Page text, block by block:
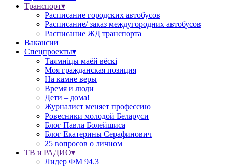
Транспорт▾
Расписание городских автобусов
Расписание/ заказ междугородних автобусов
Расписание ЖД транспорта
Вакансии
Спецпроекты▾
Таямніцы маёй вёскі
Моя гражданская позиция
На камне веры
Время и люди
Дети – дома!
Журналист меняет профессию
Ровесники молодой Беларуси
Блог Павла Болейшиса
Блог Екатерины Серафинович
25 вопросов о личном
ТВ и РАДИО▾
Лидер ФМ 94.3